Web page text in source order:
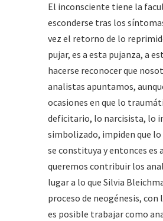
El inconsciente tiene la
esconderse tras los
vez el retorno de lo
pujar, es a esta pujanza, a
hacerse reconocer que
analistas apuntamos,
ocasiones en que lo
deficitario, lo narcisista, lo
simbolizado, impiden que
se constituya y entonces es
queremos contribuir los
lugar a lo que Silvia
proceso de neogénesis, con
es posible trabajar como